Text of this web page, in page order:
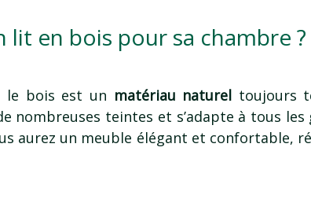
en bois pour sa chambre ?
le bois est un matériau naturel toujours
nombreuses teintes et s’adapte à tous
aurez un meuble élégant et confortable,